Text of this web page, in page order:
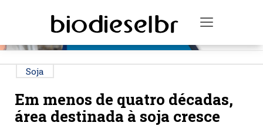
Toggle
Soja
Em menos de quatro décadas,
área destinada à soja cresce